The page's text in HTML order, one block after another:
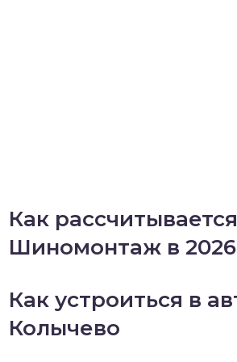
Как рассчитывается
Шиномонтаж в 2026
Как устроиться в
Колычево